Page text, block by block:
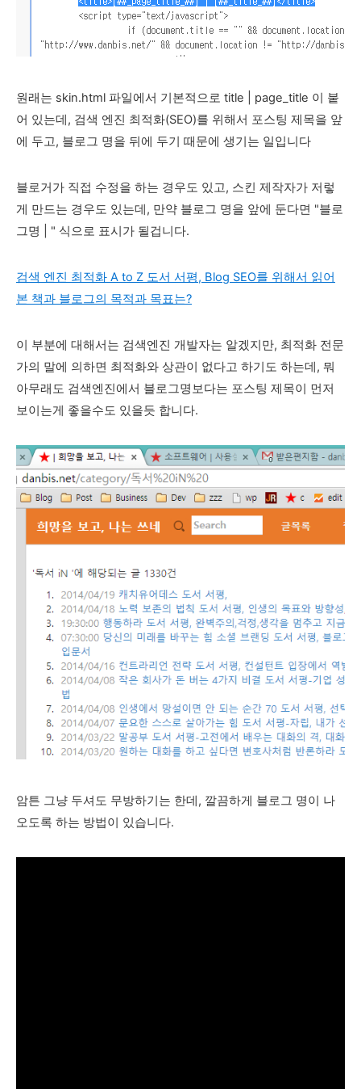
원래는 skin.html 파일에서 기본적으로 title | page_title 이 붙
어 있는데, 검색 엔진 최적화(SEO)를 위해서 포스팅 제목을 앞
에 두고, 블로그 명을 뒤에 두기 때문에 생기는 일입니다
블로거가 직접 수정을 하는 경우도 있고, 스킨 제작자가 저렇
게 만드는 경우도 있는데, 만약 블로그 명을 앞에 둔다면 "블로
그명 | " 식으로 표시가 될겁니다.
검색 엔진 최적화 A to Z 도서 서평, Blog SEO를 위해서 읽어
본 책과 블로그의 목적과 목표는?
이 부분에 대해서는 검색엔진 개발자는 알겠지만, 최적화 전문
가의 말에 의하면 최적화와 상관이 없다고 하기도 하는데, 뭐
아무래도 검색엔진에서 블로그명보다는 포스팅 제목이 먼저
보이는게 좋을수도 있을듯 합니다.
암튼 그냥 두셔도 무방하기는 한데, 깔끔하게 블로그 명이 나
오도록 하는 방법이 있습니다.